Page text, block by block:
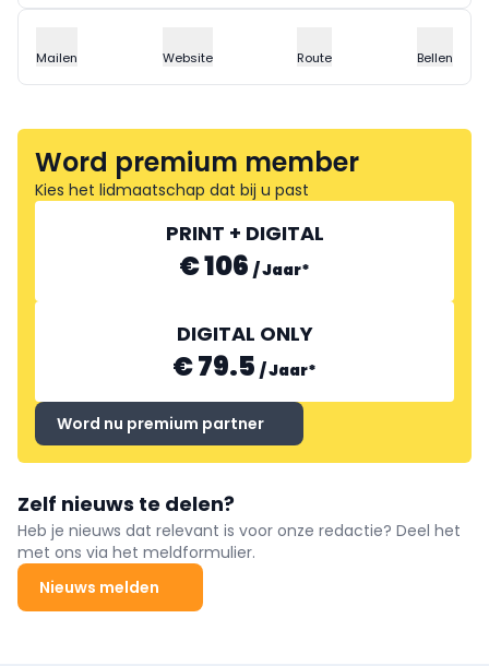
Mailen Website Route Bellen
Word premium member
Kies het lidmaatschap dat bij u past
PRINT + DIGITAL
€ 106 /Jaar*
DIGITAL ONLY
€ 79.5 /Jaar*
Word nu premium partner
Zelf nieuws te delen?
Heb je nieuws dat relevant is voor onze redactie? Deel het
met ons via het meldformulier.
Nieuws melden